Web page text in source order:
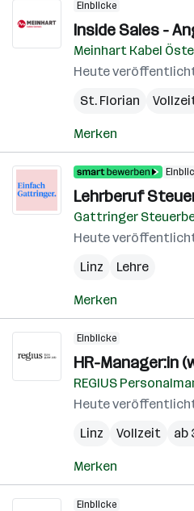
Einblicke
Inside Sales -
Meinhart Kabel
Heute
St. Florian
Merken
Lehrberuf
Gattringer
Heute
Linz
Lehre
Merken
Einblicke
HR-Manager:in
REGIUS
Heute
Linz
Vollzeit ab
Merken
Einblicke